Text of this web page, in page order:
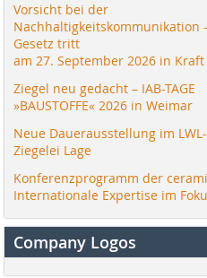
Vorsicht bei der
Nachhaltigkeitskommunikation
Gesetz tritt
am 27. September 2026 in Kraft
Ziegel neu gedacht – IAB-TAGE
»BAUSTOFFE« 2026 in Weimar
Neue Dauerausstellung im
Ziegelei Lage
Konferenzprogramm der
Internationale Expertise im
Company Logos